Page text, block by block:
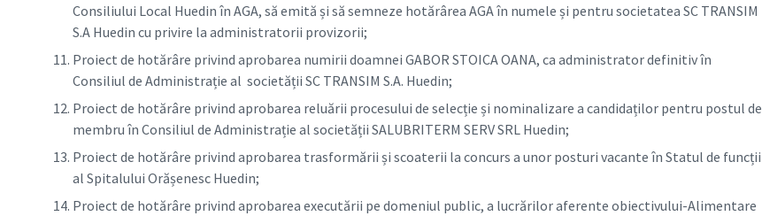
Consiliului Local Huedin în AGA, să emită și să semneze hotărârea AGA în numele și pentru societatea SC TRANSIM
S.A Huedin cu privire la administratorii provizorii;
Proiect de hotărâre privind aprobarea numirii doamnei GABOR STOICA OANA, ca administrator definitiv în
Consiliul de Administrație al societății SC TRANSIM S.A. Huedin;
Proiect de hotărâre privind aprobarea reluării procesului de selecție și nominalizare a candidaților pentru postul de
membru în Consiliul de Administrație al societății SALUBRITERM SERV SRL Huedin;
Proiect de hotărâre privind aprobarea trasformării și scoaterii la concurs a unor posturi vacante în Statul de funcții
al Spitalului Orășenesc Huedin;
Proiect de hotărâre privind aprobarea executării pe domeniul public, a lucrărilor aferente obiectivului-Alimentare